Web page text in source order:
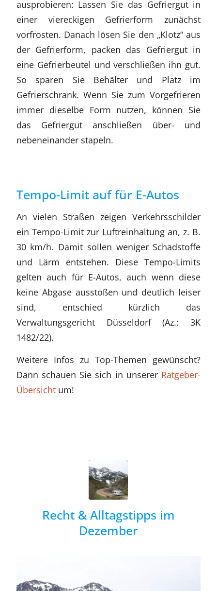
ausprobieren: Lassen Sie das Gefriergut in
einer viereckigen Gefrierform zunächst
vorfrosten. Danach lösen Sie den „Klotz“ aus
der Gefrierform, packen das Gefriergut in
eine Gefrierbeutel und verschließen ihn gut.
So sparen Sie Behälter und Platz im
Gefrierschrank. Wenn Sie zum Vorgefrieren
immer dieselbe Form nutzen, können Sie
das Gefriergut anschließen über- und
nebeneinander stapeln.
Tempo-Limit auf für E-Autos
An vielen Straßen zeigen Verkehrsschilder
ein Tempo-Limit zur Luftreinhaltung an, z. B.
30 km/h. Damit sollen weniger Schadstoffe
und Lärm entstehen. Diese Tempo-Limits
gelten auch für E-Autos, auch wenn diese
keine Abgase ausstoßen und deutlich leiser
sind, entschied kürzlich das
Verwaltungsgericht Düsseldorf (Az.: 3K
1482/22).
Weitere Infos zu Top-Themen gewünscht?
Dann schauen Sie sich in unserer Ratgeber-
Übersichtum!
Recht & Alltagstipps im
Dezember